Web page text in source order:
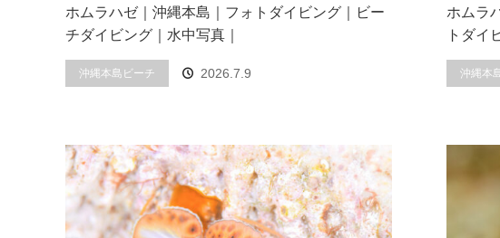
ホムラハゼ｜沖縄本島｜フォトダイビング｜ビー
チダイビング｜水中写真｜
沖縄本島ビーチ 2026.7.9
ホムラ
トダイ
沖縄本